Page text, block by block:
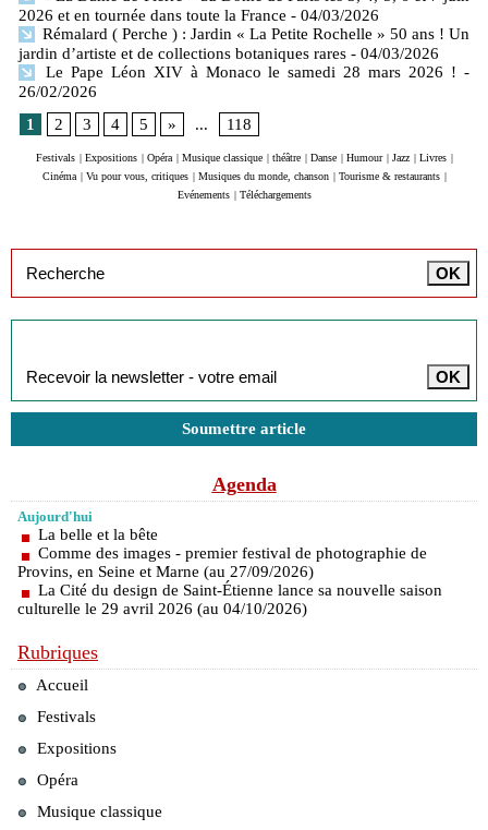
2026 et en tournée dans toute la France - 04/03/2026
Rémalard ( Perche ) : Jardin « La Petite Rochelle » 50 ans ! Un
jardin d’artiste et de collections botaniques rares - 04/03/2026
Le Pape Léon XIV à Monaco le samedi 28 mars 2026 ! -
26/02/2026
1
2 3 4 5 » ... 118
Festivals | Expositions | Opéra | Musique classique | théâtre | Danse | Humour | Jazz | Livres |
Cinéma | Vu pour vous, critiques | Musiques du monde, chanson | Tourisme & restaurants |
Evénements | Téléchargements
Soumettre article
Agenda
Aujourd'hui
La belle et la bête
Comme des images - premier festival de photographie de
Provins, en Seine et Marne (au 27/09/2026)
La Cité du design de Saint-Étienne lance sa nouvelle saison
culturelle le 29 avril 2026 (au 04/10/2026)
Rubriques
Accueil
Festivals
Expositions
Opéra
Musique classique